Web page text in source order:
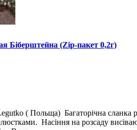
Біберштейна (Zip-пакет 0,2г)
( Польща) Багаторічна сланка
Насіння на розсаду